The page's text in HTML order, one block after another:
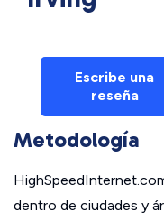
Escribe una
reseña
Metodología
dentro de ciudades y